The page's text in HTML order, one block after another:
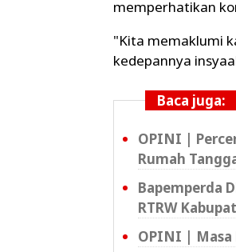
memperhatikan
"Kita memaklumi
kedepannya
Baca juga:
OPINI |
Rumah
Bapemperda
RTRW
OPINI | Masa